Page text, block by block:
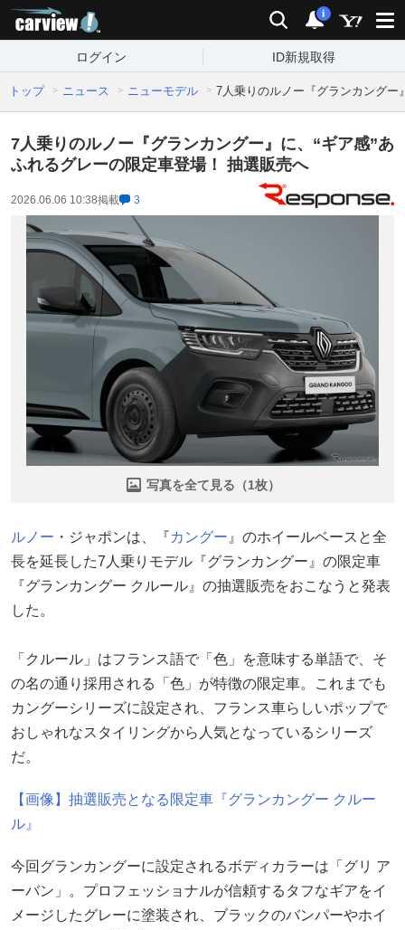
検索 通知
i
ログイン ID新規取得
トップ ニュース ニューモデル 7人乗りのルノー『グランカングー
7人乗りのルノー『グランカングー』に、“ギア感”あ
ふれるグレーの限定車登場！ 抽選販売へ
2026.06.06 10:38掲載 3
写真を全て見る（1枚）
ルノー ・ジャポンは、『カングー 』のホイールベースと全
長を延長した7人乗りモデル『グランカングー』の限定車
『グランカングー クルール』の抽選販売をおこなうと発表
した。
「クルール」はフランス語で「色」を意味する単語で、そ
の名の通り採用される「色」が特徴の限定車。これまでも
カングーシリーズに設定され、フランス車らしいポップで
おしゃれなスタイリングから人気となっているシリーズ
だ。
【画像】抽選販売となる限定車『グランカングー クルー
ル』
今回グランカングーに設定されるボディカラーは「グリ ア
ーバン」。プロフェッショナルが信頼するタフなギアをイ
メージしたグレーに塗装され、ブラックのバンパーやホイ